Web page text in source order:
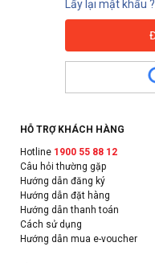
Lấy lại mật khẩu ?
HỖ TRỢ KHÁCH HÀNG
Hotline 1900 55 88 12
Câu hỏi thường gặp
Hướng dẫn đăng ký
Hướng dẫn đặt hàng
Hướng dẫn thanh toán
Cách sử dụng
Hướng dẫn mua e-voucher